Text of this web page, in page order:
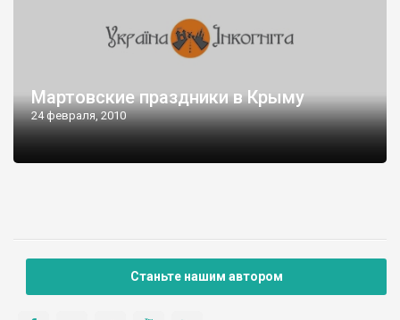
Мартовские праздники в Крыму
24 февраля, 2010
Станьте нашим автором